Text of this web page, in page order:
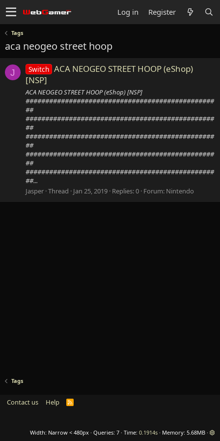
Log in Register
Tags
aca neogeo street hoop
J Switch ACA NEOGEO STREET HOOP (eShop)
[NSP]
ACA NEOGEO STREET HOOP (eShop) [NSP]
################################################
##
################################################
##
################################################
##
################################################
##
################################################
##...
Jasper Thread Jan 25, 2019 Replies: 0 Forum: Nintendo
Tags
Contact us Help
R
Width Queries 7 Time 0.1914s Memory 5.68MB